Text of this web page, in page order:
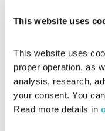
This website uses
This website uses
proper operation, as
analysis, research,
your consent. You
Read more details in